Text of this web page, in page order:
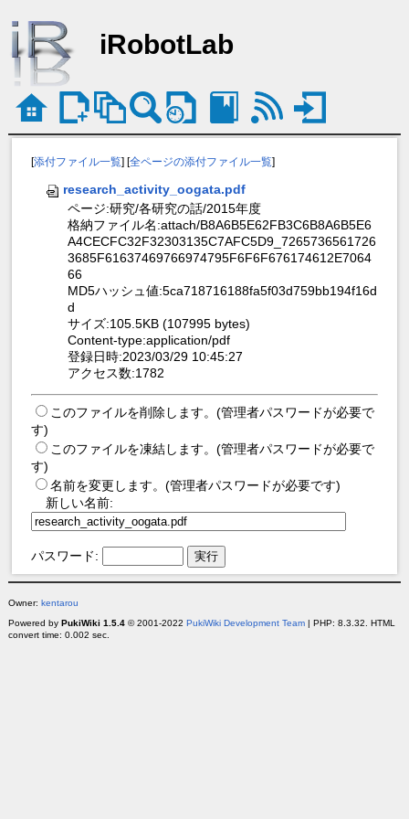
iRobotLab
[添付ファイル一覧] [全ページの添付ファイル一覧]
research_activity_oogata.pdf
ページ:研究/各研究の話/2015年度
格納ファイル名:attach/B8A6B5E62FB3C6B8A6B5E6
A4CECFC32F32303135C7AFC5D9_7265736561726
3685F61637469766974795F6F6F676174612E7064
66
MD5ハッシュ値:5ca718716188fa5f03d759bb194f16d
d
サイズ:105.5KB (107995 bytes)
Content-type:application/pdf
登録日時:2023/03/29 10:45:27
アクセス数:1782
このファイルを削除します。(管理者パスワードが必要で
す)
このファイルを凍結します。(管理者パスワードが必要で
す)
名前を変更します。(管理者パスワードが必要です)
新しい名前:
パスワード:
Owner: kentarou
Powered by PukiWiki 1.5.4© 2001-2022 PukiWiki Development Team| PHP: 8.3.32. HTML
convert time: 0.002 sec.